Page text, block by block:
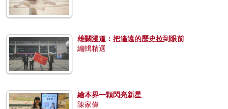
雄關漫道：把遙遠的歷史拉到眼前
編輯精選
繪本界一顆閃亮新星
陳家偉